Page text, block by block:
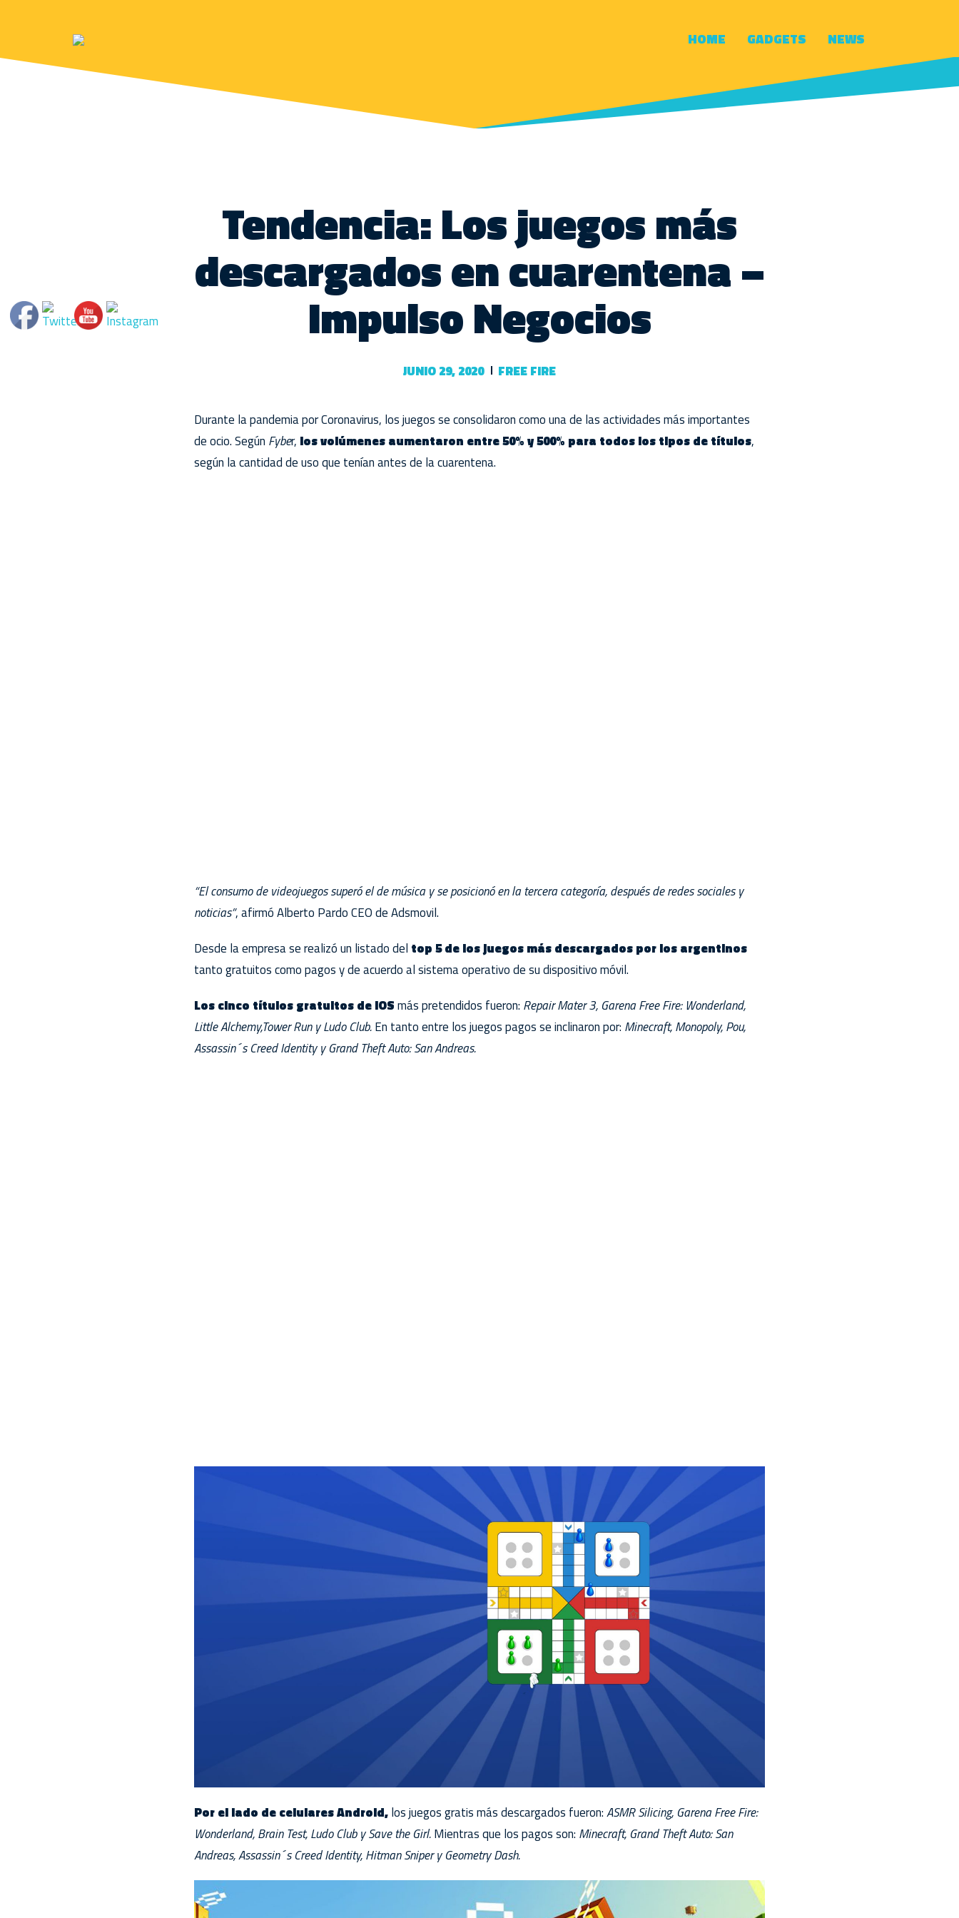
HOME GADGETS NEWS
Tendencia: Los juegos más
descargados en cuarentena –
Impulso Negocios
JUNIO 29, 2020 FREE FIRE
Durante la pandemia por Coronavirus, los juegos se consolidaron como una de las actividades más importantes
de ocio. Según Fyber, los volúmenes aumentaron entre 50% y 500% para todos los tipos de títulos,
según la cantidad de uso que tenían antes de la cuarentena.
“El consumo de videojuegos superó el de música y se posicionó en la tercera categoría, después de redes sociales y
noticias”, afirmó Alberto Pardo CEO de Adsmovil.
Desde la empresa se realizó un listado del top 5 de los juegos más descargadospor los argentinos
tanto gratuitos como pagos y de acuerdo al sistema operativo de su dispositivo móvil.
Los cinco títulos gratuitos de IOSmás pretendidos fueron: Repair Mater 3, Garena Free Fire: Wonderland,
Little Alchemy,Tower Run y Ludo Club.En tanto entre los juegos pagos se inclinaron por: Minecraft, Monopoly, Pou,
Assassin´s Creed Identity y Grand Theft Auto: San Andreas.
Por el lado de celulares Android,los juegos gratis más descargados fueron:ASMR Silicing, Garena Free Fire:
Wonderland, Brain Test, Ludo Club y Save the Girl.Mientras que los pagos son: Minecraft, Grand Theft Auto: San
Andreas, Assassin´s Creed Identity, Hitman Sniper y Geometry Dash.